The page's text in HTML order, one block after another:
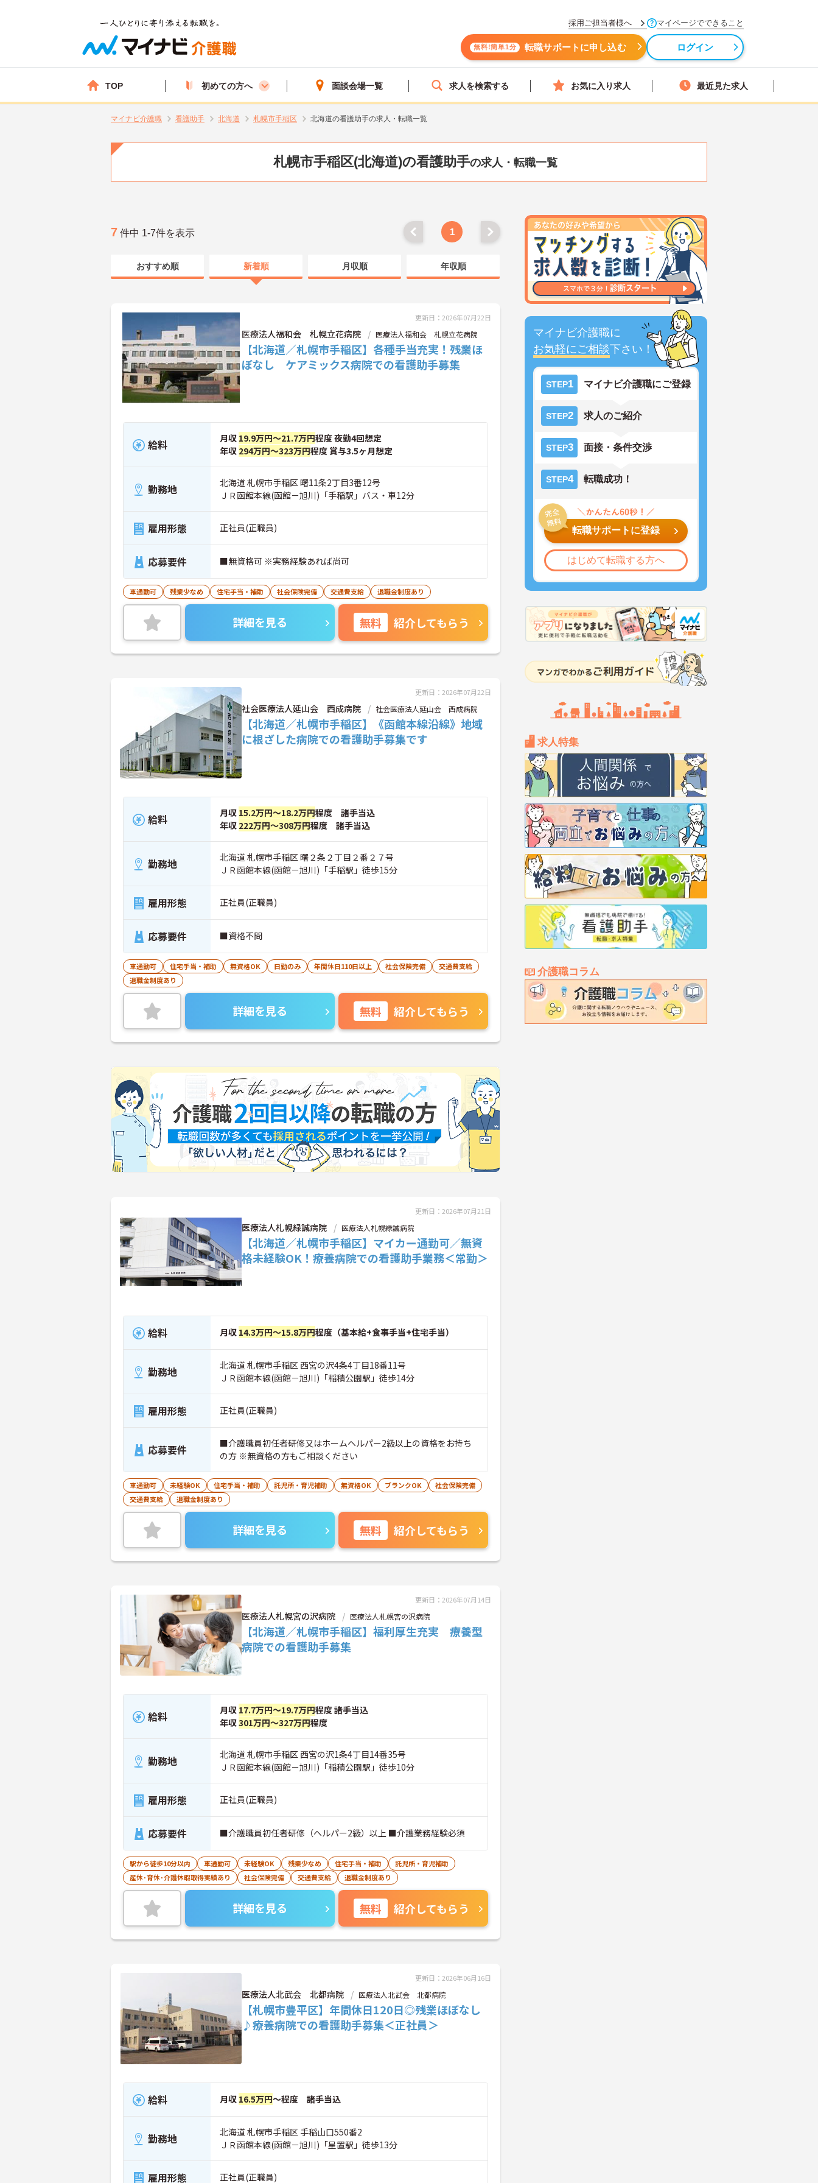
採用ご担当者様へ マイページでできること
無料!簡単1分 転職サポートに申し込む ログイン
TOP 初めての方へ 面談会場一覧 求人を検索する お気に入り求人 最近見た求人
マイナビ介護職 看護助手 北海道 札幌市手稲区 北海道の看護助手の求人・転職一覧
札幌市手稲区(北海道)の看護助手の求人・転職一覧
マイナビ介護職に
お気軽にご相談下さい！
STEP1 マイナビ介護職にご登録
STEP2 求人のご紹介
STEP3 面接・条件交渉
STEP4 転職成功！
転職サポートに登録
はじめて転職する方へ
求人特集
介護職コラム
7 件中 1-7件を表示 1
おすすめ順 新着順 月収順 年収順
更新日：2026年07月22日
医療法人福和会 札幌立花病院 医療法人福和会 札幌立花病院
【北海道／札幌市手稲区】各種手当充実！残業ほ
ぼなし ケアミックス病院での看護助手募集
給料 月収 19.9万円～21.7万円程度 夜勤4回想定
年収 294万円～323万円程度 賞与3.5ヶ月想定
勤務地
北海道 札幌市手稲区 曙11条2丁目3番12号
ＪＲ函館本線(函館－旭川)「手稲駅」バス・車12分
雇用形態 正社員(正職員)
応募要件 ■無資格可 ※実務経験あれば尚可
車通勤可 残業少なめ 住宅手当・補助 社会保険完備 交通費支給 退職金制度あり
詳細を見る 無料 紹介してもらう
更新日：2026年07月22日
社会医療法人延山会 西成病院 社会医療法人延山会 西成病院
【北海道／札幌市手稲区】《函館本線沿線》地域
に根ざした病院での看護助手募集です
給料 月収 15.2万円～18.2万円程度 諸手当込
年収 222万円～308万円程度 諸手当込
勤務地
北海道 札幌市手稲区 曙２条２丁目２番２７号
ＪＲ函館本線(函館－旭川)「手稲駅」徒歩15分
雇用形態 正社員(正職員)
応募要件 ■資格不問
車通勤可 住宅手当・補助 無資格OK 日勤のみ 年間休日110日以上 社会保険完備
交通費支給
退職金制度あり
詳細を見る 無料 紹介してもらう
更新日：2026年07月21日
医療法人札幌緑誠病院 医療法人札幌緑誠病院
【北海道／札幌市手稲区】マイカー通勤可／無資
格未経験OK！療養病院での看護助手業務＜常勤＞
給料 月収 14.3万円～15.8万円程度（基本給+食事手当+住宅手当）
勤務地
北海道 札幌市手稲区 西宮の沢4条4丁目18番11号
ＪＲ函館本線(函館－旭川)「稲積公園駅」徒歩14分
雇用形態 正社員(正職員)
応募要件
■介護職員初任者研修又はホームヘルパー2級以上の資格をお持ち
の方 ※無資格の方もご相談ください
車通勤可 未経験OK 住宅手当・補助 託児所・育児補助 無資格OK ブランクOK
社会保険完備
交通費支給
退職金制度あり
詳細を見る 無料 紹介してもらう
更新日：2026年07月14日
医療法人札幌宮の沢病院 医療法人札幌宮の沢病院
【北海道／札幌市手稲区】福利厚生充実 療養型
病院での看護助手募集
給料 月収 17.7万円～19.7万円程度 諸手当込
年収301万円～327万円程度
勤務地
北海道 札幌市手稲区 西宮の沢1条4丁目14番35号
ＪＲ函館本線(函館－旭川)「稲積公園駅」徒歩10分
雇用形態 正社員(正職員)
応募要件 ■介護職員初任者研修（ヘルパー2級）以上 ■介護業務経験必須
駅から徒歩10分以内 車通勤可 未経験OK 残業少なめ 住宅手当・補助
託児所・育児補助
産休･育休･介護休暇取得実績あり
社会保険完備 交通費支給 退職金制度あり
詳細を見る 無料 紹介してもらう
更新日：2026年06月16日
医療法人北武会 北都病院 医療法人北武会 北都病院
【札幌市豊平区】年間休日120日◎残業ほぼなし
♪療養病院での看護助手募集＜正社員＞
給料 月収 16.5万円～程度 諸手当込
勤務地
北海道 札幌市手稲区 手稲山口550番2
ＪＲ函館本線(函館－旭川)「星置駅」徒歩13分
雇用形態 正社員(正職員)